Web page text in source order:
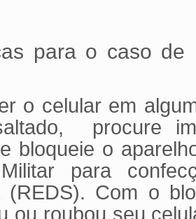
para o caso de
o celular em
procure
bloqueie o
para
(REDS). Com o
ou roubou seu